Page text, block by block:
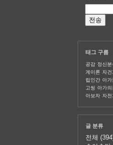
태그 구름
공감 정신분
계이론 자건
립인간 아가
고씽 아가의
아보자 자전
글 분류
전체